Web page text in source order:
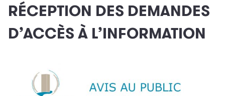
RÉCEPTION DES DEMANDES
D’ACCÈS À L’INFORMATION